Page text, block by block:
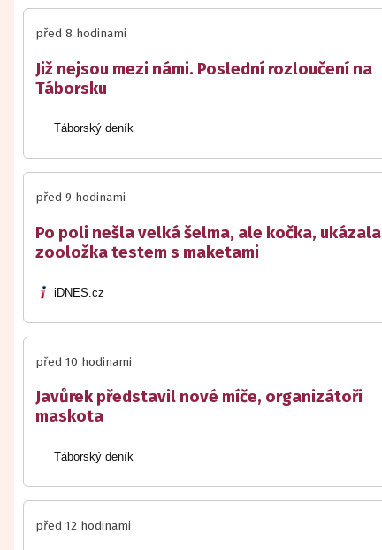
před 8 hodinami
Již nejsou mezi námi. Poslední rozloučení na
Táborsku
Táborský deník
před 9 hodinami
Po poli nešla velká šelma, ale kočka, ukázala
zooložka testem s maketami
iDNES.cz
před 10 hodinami
Javůrek představil nové míče, organizátoři
maskota
Táborský deník
před 12 hodinami